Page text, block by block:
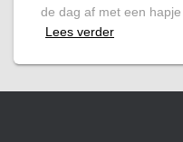
de dag af met een
Lees verder